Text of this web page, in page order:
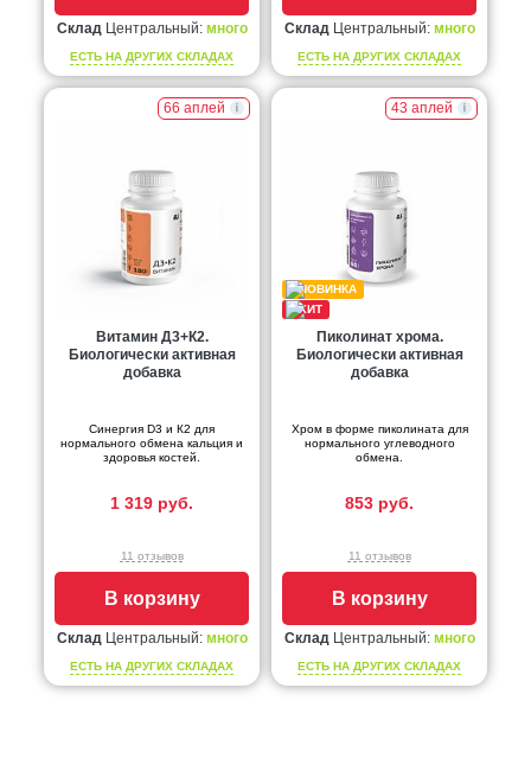
Склад Центральный: много
ЕСТЬ НА ДРУГИХ СКЛАДАХ
Склад Центральный: много
ЕСТЬ НА ДРУГИХ СКЛАДАХ
66 аплей
Витамин Д3+К2.
Биологически активная
добавка
Синергия D3 и К2 для
нормального обмена кальция и
здоровья костей.
1 319 руб.
11 отзывов
В корзину
Склад Центральный: много
ЕСТЬ НА ДРУГИХ СКЛАДАХ
43 аплей
Пиколинат хрома.
Биологически активная
добавка
Хром в форме пиколината для
нормального углеводного
обмена.
853 руб.
11 отзывов
В корзину
Склад Центральный: много
ЕСТЬ НА ДРУГИХ СКЛАДАХ